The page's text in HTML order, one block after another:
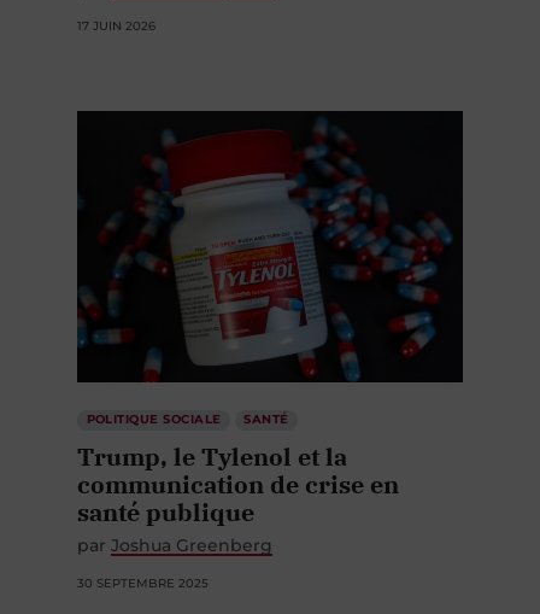
17 JUIN 2026
POLITIQUE SOCIALE SANTÉ
Trump, le Tylenol et la
communication de crise en
santé publique
par Joshua Greenberg
30 SEPTEMBRE 2025